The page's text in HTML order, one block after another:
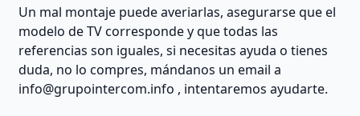
Un mal montaje puede averiarlas, asegurarse que el
modelo de TV corresponde y que todas las
referencias son iguales, si necesitas ayuda o tienes
duda, no lo compres, mándanos un email a
info@grupointercom.info , intentaremos ayudarte.